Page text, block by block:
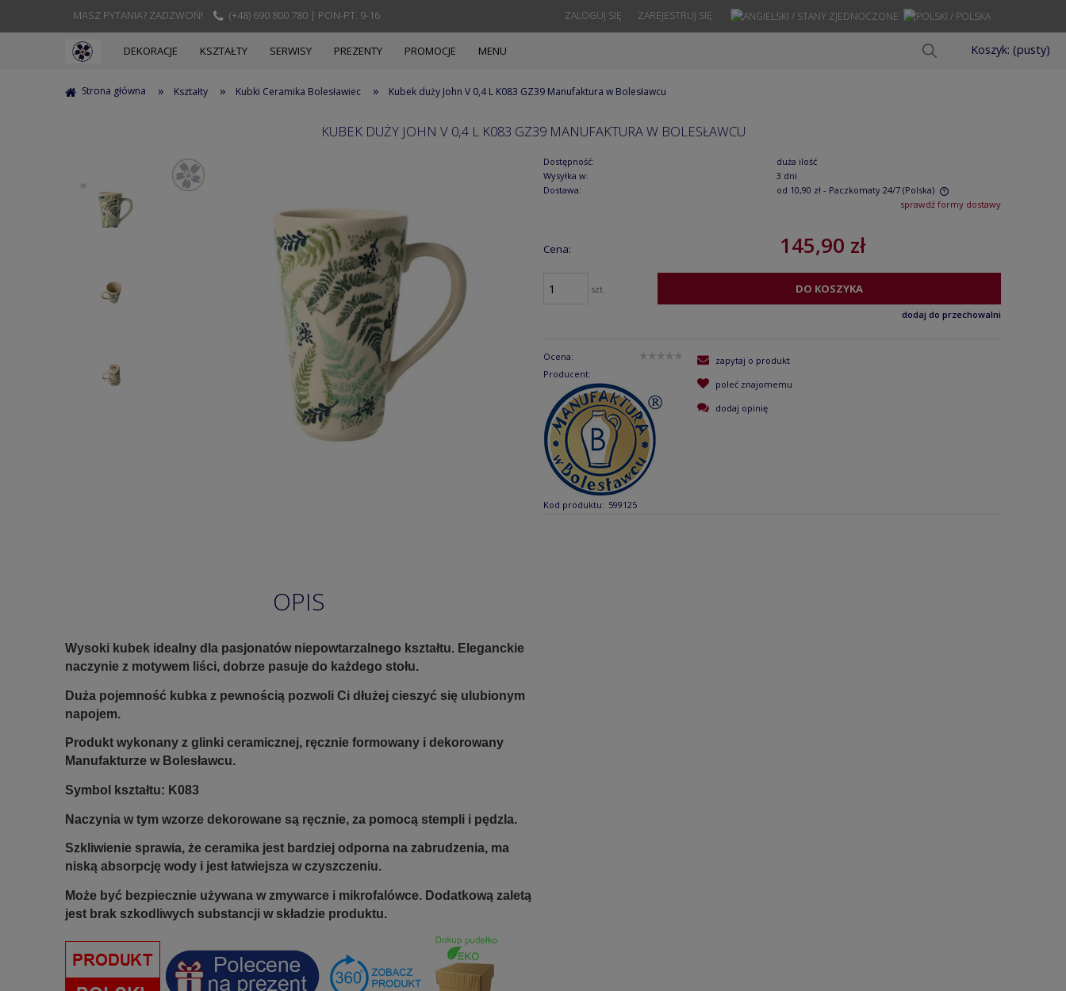
MASZ PYTANIA? ZADZWOŃ! (+48) 690 800 780 | PON-PT. 9-16 ZAREJESTRUJ SIĘ
ZALOGUJ SIĘ
Koszyk: (pusty)
DEKORACJE KSZTAŁTY SERWISY PREZENTY PROMOCJE MENU
Strona główna » Kształty » Kubki Ceramika Bolesławiec » Kubek duży John V 0,4 L K083 GZ39 Manufaktura w Bolesławcu
KUBEK DUŻY JOHN V 0,4 L K083 GZ39 MANUFAKTURA W BOLESŁAWCU
Dostępność:
duża ilość
Wysyłka w:
3 dni
Dostawa:
od 10,90 zł - Paczkomaty 24/7 (Polska)
sprawdź formy dostawy
Cena: 145,90 zł
szt. DO KOSZYKA
dodaj do przechowalni
Ocena:
Producent:
Kod produktu: 599125
zapytaj o produkt
poleć znajomemu
dodaj opinię
OPIS
Wysoki kubek idealny dla pasjonatów niepowtarzalnego kształtu. Eleganckie
naczynie z motywem liści, dobrze pasuje do każdego stołu.
Duża pojemność kubka z pewnością pozwoli Ci dłużej cieszyć się ulubionym
napojem.
Produkt wykonany z glinki ceramicznej, ręcznie formowany i dekorowany
Manufakturze w Bolesławcu.
Symbol kształtu: K083
Naczynia w tym wzorze dekorowane są ręcznie, za pomocą stempli i pędzla.
Szkliwienie sprawia, że ceramika jest bardziej odporna na zabrudzenia, ma
niską absorpcję wody i jest łatwiejsza w czyszczeniu.
Może być bezpiecznie używana w zmywarce i mikrofalówce. Dodatkową zaletą
jest brak szkodliwych substancji w składzie produktu.